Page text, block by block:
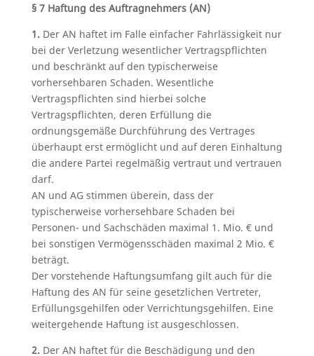
§ 7 Haftung des Auftragnehmers (AN)
1. Der AN haftet im Falle einfacher Fahrlässigkeit nur
bei der Verletzung wesentlicher Vertragspflichten
und beschränkt auf den typischerweise
vorhersehbaren Schaden. Wesentliche
Vertragspflichten sind hierbei solche
Vertragspflichten, deren Erfüllung die
ordnungsgemäße Durchführung des Vertrages
überhaupt erst ermöglicht und auf deren Einhaltung
die andere Partei regelmäßig vertraut und vertrauen
darf.
AN und AG stimmen überein, dass der
typischerweise vorhersehbare Schaden bei
Personen- und Sachschäden maximal 1. Mio. € und
bei sonstigen Vermögensschäden maximal 2 Mio. €
beträgt.
Der vorstehende Haftungsumfang gilt auch für die
Haftung des AN für seine gesetzlichen Vertreter,
Erfüllungsgehilfen oder Verrichtungsgehilfen. Eine
weitergehende Haftung ist ausgeschlossen.
2. Der AN haftet für die Beschädigung und den